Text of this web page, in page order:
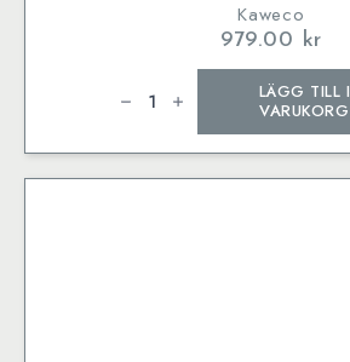
Kaweco
979.00 kr
Roller
LÄGG TILL I
VARUKORG